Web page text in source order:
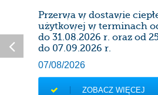
Przerwa w dostawie
użytkowej w terminach
do 31.08.2026 r. oraz od
do 07.09.2026 r.
07/08/2026
ZOBACZ WIĘCEJ